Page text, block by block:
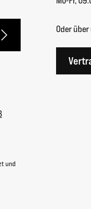
und
Oder